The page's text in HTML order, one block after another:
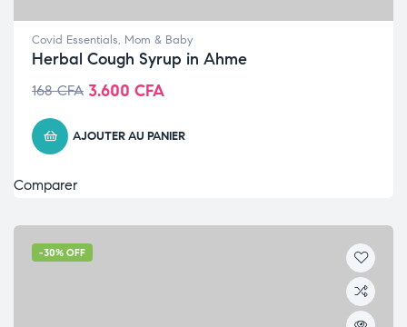
Covid Essentials, Mom & Baby
Herbal Cough Syrup in Ahme
168CFA 3.600CFA
AJOUTER AU PANIER
Comparer
-30% OFF